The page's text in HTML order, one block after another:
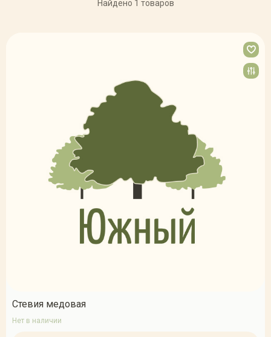
Найдено 1 товаров
Стевия медовая
Нет в наличии